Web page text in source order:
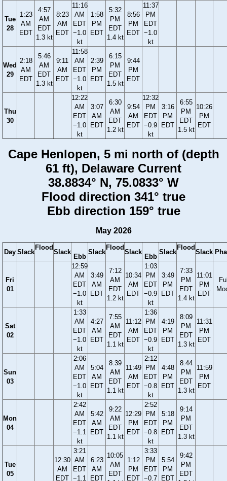
Tue
28
1:23
AM
EDT
4:57
AM
EDT
1.3 kt
8:23
AM
EDT
11:16
AM
EDT
−1.0
kt
1:58
PM
EDT
5:32
PM
EDT
1.4 kt
8:56
PM
EDT
11:37
PM
EDT
−1.0
kt
Wed
29
2:18
AM
EDT
5:46
AM
EDT
1.3 kt
9:11
AM
EDT
11:58
AM
EDT
−1.0
kt
2:39
PM
EDT
6:15
PM
EDT
1.5 kt
9:44
PM
EDT
Thu
30
12:22
AM
EDT
−1.0
kt
3:07
AM
EDT
6:30
AM
EDT
1.2 kt
9:54
AM
EDT
12:32
PM
EDT
−0.9
kt
3:16
PM
EDT
6:55
PM
EDT
1.5 kt
10:26
PM
EDT
Cape Henlopen, 5 mi north of (depth
61 ft), Delaware Current
38.8834° N, 75.0833° W
Flood direction 341° true
Ebb direction 159° true
May 2026
Day Slack
Flood
Slack
Ebb
Slack
Flood
Slack
Ebb
Slack
Flood
Slack
Fri
01
12:59
AM
EDT
−1.0
kt
3:49
AM
EDT
7:12
AM
EDT
1.2 kt
10:34
AM
EDT
1:03
PM
EDT
−0.9
kt
3:49
PM
EDT
7:33
PM
EDT
1.4 kt
11:01
PM
EDT
Sat
02
1:33
AM
EDT
−1.0
kt
4:27
AM
EDT
7:55
AM
EDT
1.1 kt
11:12
AM
EDT
1:36
PM
EDT
−0.9
kt
4:19
PM
EDT
8:09
PM
EDT
1.3 kt
11:31
PM
EDT
Sun
03
2:06
AM
EDT
−1.0
kt
5:04
AM
EDT
8:39
AM
EDT
1.1 kt
11:49
AM
EDT
2:12
PM
EDT
−0.8
kt
4:48
PM
EDT
8:44
PM
EDT
1.3 kt
11:59
PM
EDT
Mon
04
2:42
AM
EDT
−1.1
kt
5:42
AM
EDT
9:22
AM
EDT
1.1 kt
12:29
PM
EDT
2:52
PM
EDT
−0.8
kt
5:18
PM
EDT
9:14
PM
EDT
1.3 kt
Tue
05
12:30
AM
EDT
3:21
AM
EDT
−1.1
6:23
AM
EDT
10:05
AM
EDT
1:12
PM
EDT
3:33
PM
EDT
−0.7
5:54
PM
EDT
9:42
PM
EDT